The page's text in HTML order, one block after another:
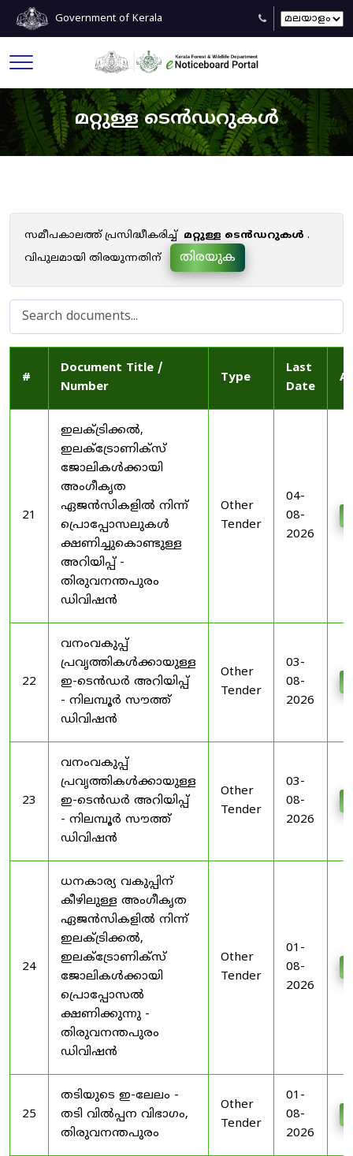
Government of Kerala
മറ്റുള്ള ടെൻഡറുകൾ
സമീപകാലത്ത് പ്രസിദ്ധീകരിച്ച് മറ്റുള്ള ടെൻഡറുകൾ .
വിപുലമായി തിരയുന്നതിന്
തിരയുക
#
Document Title /
Number
Type
Last
Date
21
ഇലക്ട്രിക്കൽ,
ഇലക്ട്രോണിക്സ്
ജോലികൾക്കായി
അംഗീകൃത
ഏജൻസികളിൽ നിന്ന്
പ്രൊപ്പോസലുകൾ
ക്ഷണിച്ചുകൊണ്ടുള്ള
അറിയിപ്പ് -
തിരുവനന്തപുരം
ഡിവിഷൻ
Other
Tender
04-
08-
2026
22
വനംവകുപ്പ്
പ്രവൃത്തികൾക്കായുള്ള
ഇ-ടെൻഡർ അറിയിപ്പ്
- നിലമ്പൂർ സൗത്ത്
ഡിവിഷൻ
Other
Tender
03-
08-
2026
23
വനംവകുപ്പ്
പ്രവൃത്തികൾക്കായുള്ള
ഇ-ടെൻഡർ അറിയിപ്പ്
- നിലമ്പൂർ സൗത്ത്
ഡിവിഷൻ
Other
Tender
03-
08-
2026
24
ധനകാര്യ വകുപ്പിന്
കീഴിലുള്ള അംഗീകൃത
ഏജൻസികളിൽ നിന്ന്
ഇലക്ട്രിക്കൽ,
ഇലക്ട്രോണിക്സ്
ജോലികൾക്കായി
പ്രൊപ്പോസൽ
ക്ഷണിക്കുന്നു -
തിരുവനന്തപുരം
ഡിവിഷൻ
Other
Tender
01-
08-
2026
25
തടിയുടെ ഇ-ലേലം -
തടി വിൽപ്പന വിഭാഗം,
തിരുവനന്തപുരം
Other
Tender
01-
08-
2026